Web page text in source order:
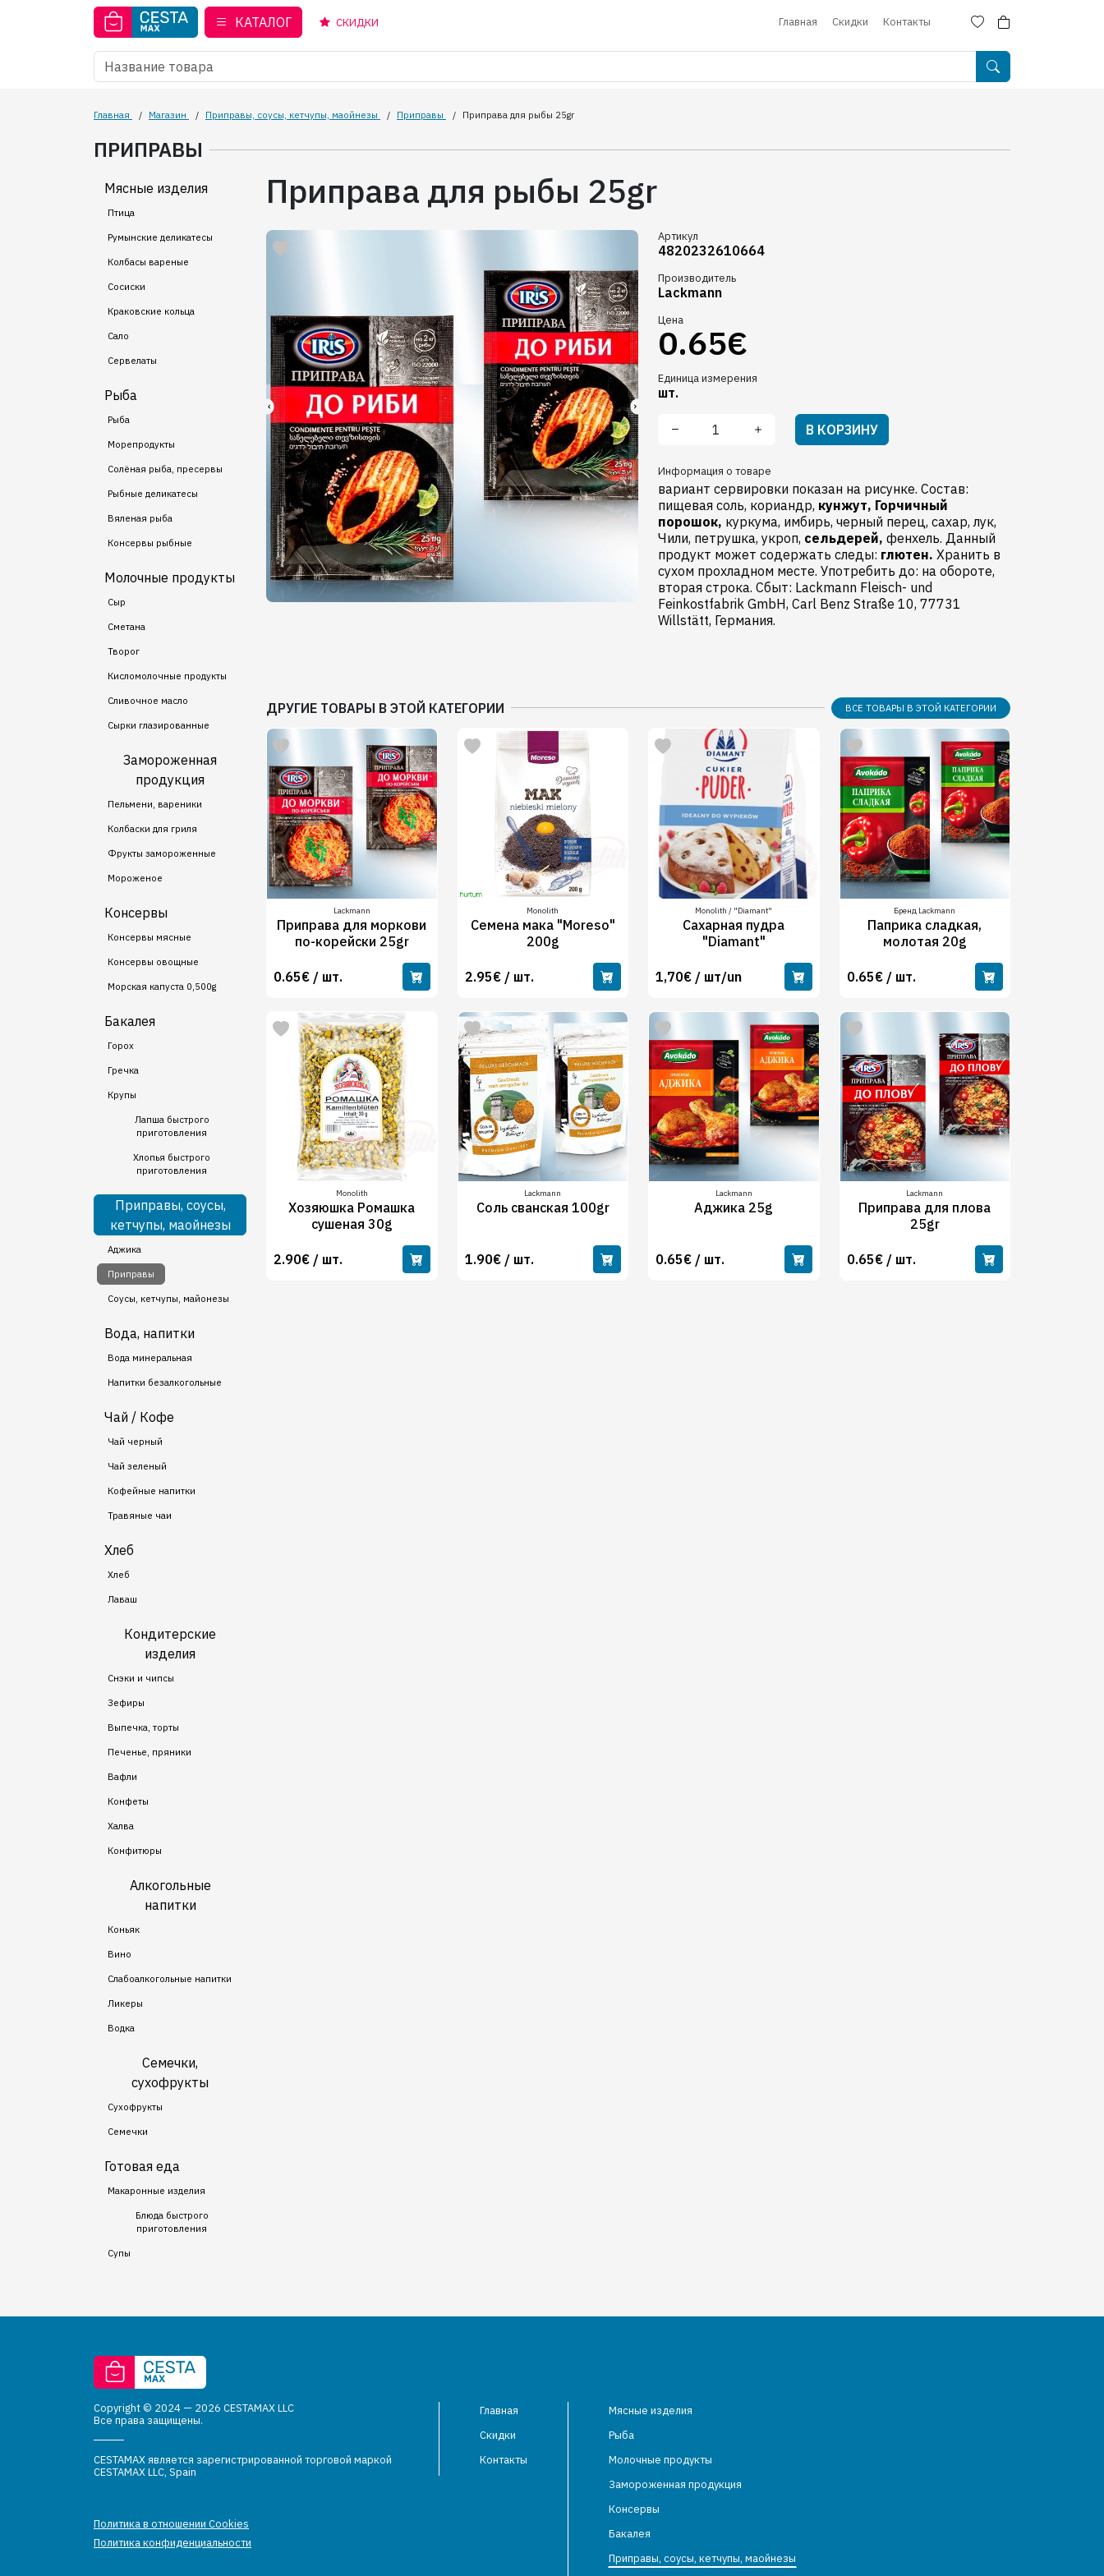
КАТАЛОГ СКИДКИ Главная Скидки Контакты
Главная / Магазин / Приправы, соусы, кетчупы, маойнезы / Приправы / Приправа для рыбы 25gr
ПРИПРАВЫ
Мясные изделия
Птица
Румынские деликатесы
Колбасы вареные
Сосиски
Краковские кольца
Сало
Сервелаты
Рыба
Рыба
Морепродукты
Солёная рыба, пресервы
Рыбные деликатесы
Вяленая рыба
Консервы рыбные
Молочные продукты
Сыр
Сметана
Творог
Кисломолочные продукты
Сливочное масло
Сырки глазированные
Замороженная
продукция
Пельмени, вареники
Колбаски для гриля
Фрукты замороженные
Мороженое
Консервы
Консервы мясные
Консервы овощные
Морская капуста 0,500g
Бакалея
Горох
Гречка
Крупы
Лапша быстрого
приготовления
Хлопья быстрого
приготовления
Приправы, соусы,
кетчупы, маойнезы
Аджика
Приправы
Соусы, кетчупы, майонезы
Вода, напитки
Вода минеральная
Напитки безалкогольные
Чай / Кофе
Чай черный
Чай зеленый
Кофейные напитки
Травяные чаи
Хлеб
Хлеб
Лаваш
Кондитерские
изделия
Снэки и чипсы
Зефиры
Выпечка, торты
Печенье, пряники
Вафли
Конфеты
Халва
Конфитюры
Алкогольные
напитки
Коньяк
Вино
Слабоалкогольные напитки
Ликеры
Водка
Семечки,
сухофрукты
Сухофрукты
Семечки
Готовая еда
Макаронные изделия
Блюда быстрого
приготовления
Супы
Приправа для рыбы 25gr
Артикул
4820232610664
Производитель
Lackmann
Цена
0.65€
Единица измерения
шт.
В КОРЗИНУ
Информация о товаре
вариант сервировки показан на рисунке. Состав:
пищевая соль, кориандр, кунжут, Горчичный
порошок, куркума, имбирь, черный перец, сахар, лук,
Чили, петрушка, укроп, сельдерей, фенхель. Данный
продукт может содержать следы: глютен. Хранить в
сухом прохладном месте. Употребить до: на обороте,
вторая строка. Сбыт: Lackmann Fleisch- und
Feinkostfabrik GmbH, Carl Benz Straße 10, 77731
Willstätt, Германия.
ДРУГИЕ ТОВАРЫ В ЭТОЙ КАТЕГОРИИ ВСЕ ТОВАРЫ В ЭТОЙ КАТЕГОРИИ
Lackmann
Приправа для моркови
по-корейски 25gr
0.65€ / шт.
Monolith
Семена мака "Moreso"
200g
2.95€ / шт.
Monolith / "Diamant"
Сахарная пудра
"Diamant"
1,70€ / шт/un
Бренд Lackmann
Паприка сладкая,
молотая 20g
0.65€ / шт.
Monolith
Хозяюшка Ромашка
сушеная 30g
2.90€ / шт.
Lackmann
Соль сванская 100gr
1.90€ / шт.
Lackmann
Аджика 25g
0.65€ / шт.
Lackmann
Приправа для плова
25gr
0.65€ / шт.
Copyright © 2024 — 2026 CESTAMAX LLC
Все права защищены.
CESTAMAX является зарегистрированной торговой маркой
CESTAMAX LLC, Spain
Политика в отношении Cookies
Политика конфиденциальности
Главная
Скидки
Контакты
Мясные изделия
Рыба
Молочные продукты
Замороженная продукция
Консервы
Бакалея
Приправы, соусы, кетчупы, маойнезы